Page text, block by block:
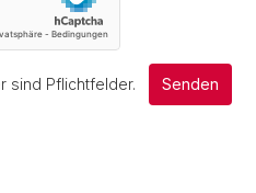
sind Pflichtfelder. Senden